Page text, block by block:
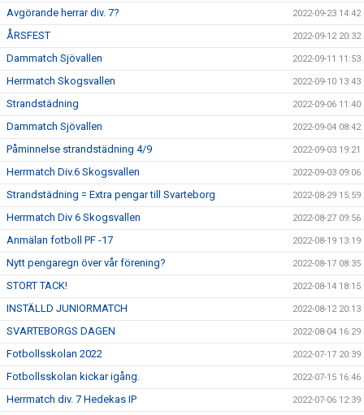
Avgörande herrar div. 7? 2022-09-23 14:42
ÅRSFEST 2022-09-12 20:32
Dammatch Sjövallen 2022-09-11 11:53
Herrmatch Skogsvallen 2022-09-10 13:43
Strandstädning 2022-09-06 11:40
Dammatch Sjövallen 2022-09-04 08:42
Påminnelse strandstädning 4/9 2022-09-03 19:21
Herrmatch Div.6 Skogsvallen 2022-09-03 09:06
Strandstädning = Extra pengar till Svarteborg 2022-08-29 15:59
Herrmatch Div 6 Skogsvallen 2022-08-27 09:56
Anmälan fotboll PF -17 2022-08-19 13:19
Nytt pengaregn över vår förening? 2022-08-17 08:35
STORT TACK! 2022-08-14 18:15
INSTÄLLD JUNIORMATCH 2022-08-12 20:13
SVARTEBORGS DAGEN 2022-08-04 16:29
Fotbollsskolan 2022 2022-07-17 20:39
Fotbollsskolan kickar igång. 2022-07-15 16:46
Herrmatch div. 7 Hedekas IP 2022-07-06 12:39